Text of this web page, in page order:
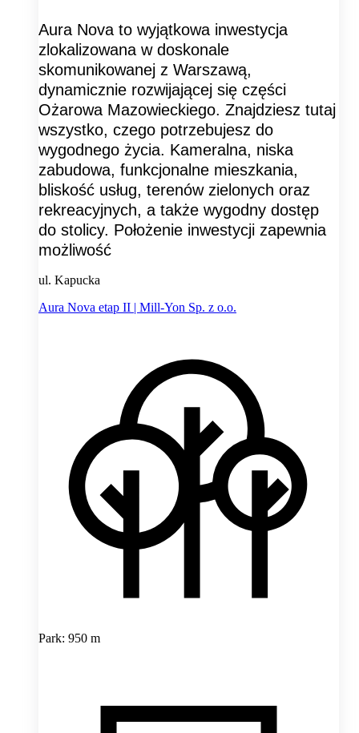
Aura Nova to wyjątkowa inwestycja
zlokalizowana w doskonale
skomunikowanej z Warszawą,
dynamicznie rozwijającej się części
Ożarowa Mazowieckiego. Znajdziesz tutaj
wszystko, czego potrzebujesz do
wygodnego życia. Kameralna, niska
zabudowa, funkcjonalne mieszkania,
bliskość usług, terenów zielonych oraz
rekreacyjnych, a także wygodny dostęp
do stolicy. Położenie inwestycji zapewnia
możliwość
ul. Kapucka
Aura Nova etap II | Mill-Yon Sp. z o.o.
Park: 950 m